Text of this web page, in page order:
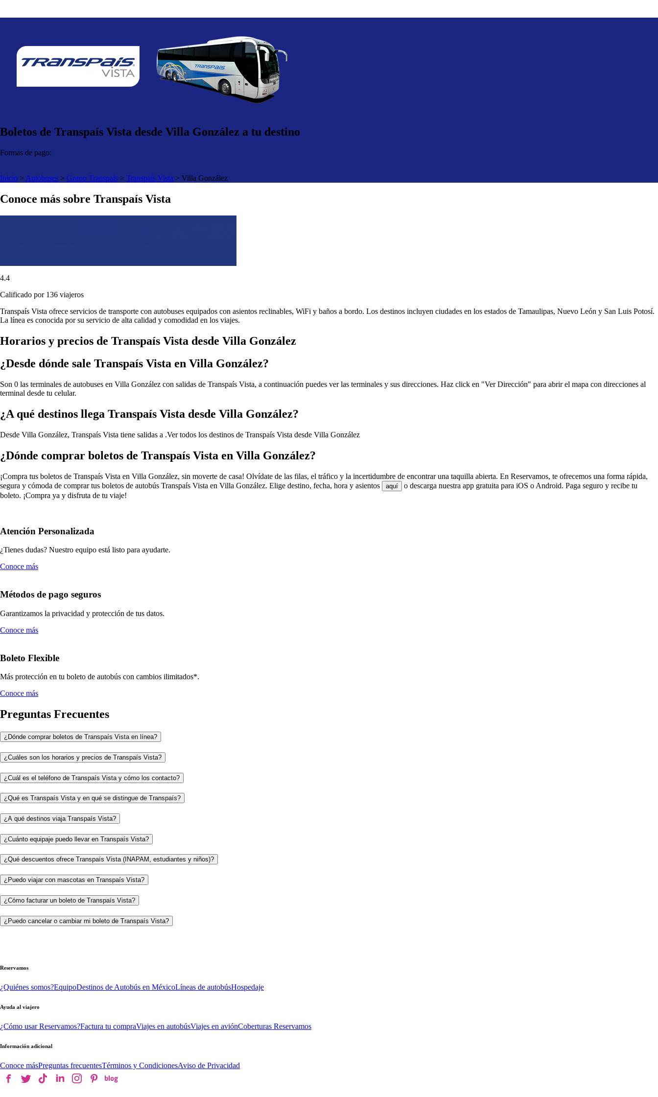
Boletos de Transpaís Vista desde Villa González a tu destino
Formas de pago:
Inicio > Autobuses > Grupo Transpaís > Transpaís Vista > Villa González
Conoce más sobre Transpaís Vista
4.4
Calificado por 136 viajeros
Transpaís Vista ofrece servicios de transporte con autobuses equipados con asientos reclinables, WiFi y baños a bordo. Los destinos incluyen ciudades en los estados de Tamaulipas, Nuevo León y San Luis Potosí.
La línea es conocida por su servicio de alta calidad y comodidad en los viajes.
Horarios y precios de Transpaís Vista desde Villa González
¿Desde dónde sale Transpaís Vista en Villa González?
Son 0 las terminales de autobuses en Villa González con salidas de Transpaís Vista, a continuación puedes ver las terminales y sus direcciones. Haz click en "Ver Dirección" para abrir el mapa con direcciones al
terminal desde tu celular.
¿A qué destinos llega Transpaís Vista desde Villa González?
Desde Villa González, Transpaís Vista tiene salidas a .Ver todos los destinos de Transpaís Vista desde Villa González
¿Dónde comprar boletos de Transpaís Vista en Villa González?
¡Compra tus boletos de Transpaís Vista en Villa González, sin moverte de casa! Olvídate de las filas, el tráfico y la incertidumbre de encontrar una taquilla abierta. En Reservamos, te ofrecemos una forma rápida,
segura y cómoda de comprar tus boletos de autobús Transpaís Vista en Villa González. Elige destino, fecha, hora y asientos
aquí
o descarga nuestra app gratuita para iOS o Android. Paga seguro y recibe tu
boleto. ¡Compra ya y disfruta de tu viaje!
Atención Personalizada
¿Tienes dudas? Nuestro equipo está listo para ayudarte.
Conoce más
Métodos de pago seguros
Garantizamos la privacidad y protección de tus datos.
Conoce más
Boleto Flexible
Más protección en tu boleto de autobús con cambios ilimitados*.
Conoce más
Preguntas Frecuentes
¿Dónde comprar boletos de Transpaís Vista en línea?
¿Cuáles son los horarios y precios de Transpaís Vista?
¿Cuál es el teléfono de Transpaís Vista y cómo los contacto?
¿Qué es Transpaís Vista y en qué se distingue de Transpaís?
¿A qué destinos viaja Transpaís Vista?
¿Cuánto equipaje puedo llevar en Transpaís Vista?
¿Qué descuentos ofrece Transpaís Vista (INAPAM, estudiantes y niños)?
¿Puedo viajar con mascotas en Transpaís Vista?
¿Cómo facturar un boleto de Transpaís Vista?
¿Puedo cancelar o cambiar mi boleto de Transpaís Vista?
Reservamos
¿Quiénes somos?EquipoDestinos de Autobús en MéxicoLíneas de autobúsHospedaje
Ayuda al viajero
¿Cómo usar Reservamos?Factura tu compraViajes en autobúsViajes en aviónCoberturas Reservamos
Información adicional
Conoce másPreguntas frecuentesTérminos y CondicionesAviso de Privacidad